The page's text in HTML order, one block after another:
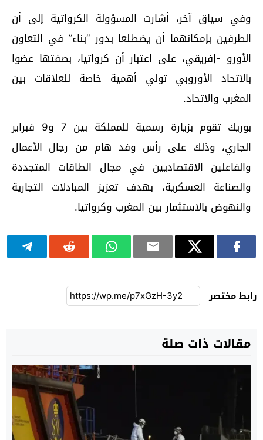
وفي سياق آخر، أشارت المسؤولة الكرواتية إلى أن
الطرفين بإمكانهما أن يضطلعا بدور “بناء” في التعاون
الأورو -إفريقي، على اعتبار أن كرواتيا، بصفتها عضوا
بالاتحاد الأوروبي تولي أهمية خاصة للعلاقات بين
المغرب والاتحاد.
بوريك تقوم بزيارة رسمية للمملكة بين 7 و9 فبراير
الجاري، وذلك على رأس وفد هام من رجال الأعمال
والفاعلين الاقتصاديين في مجال الطاقات المتجددة
والصناعة العسكرية، بهدف تعزيز المبادلات التجارية
والنهوض بالاستثمار بين المغرب وكرواتيا.
رابط مختصر
مقالات ذات صلة